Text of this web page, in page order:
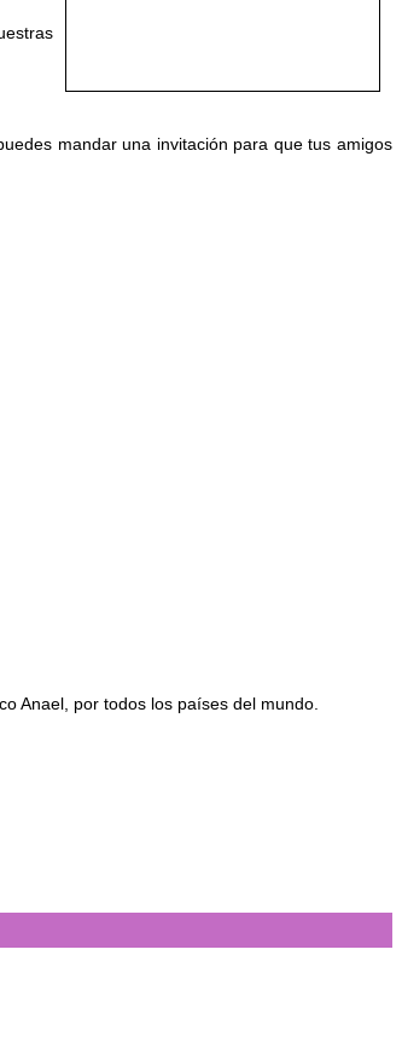
mandar una invitación para que tus amigos
Anael, por todos los países del mundo.